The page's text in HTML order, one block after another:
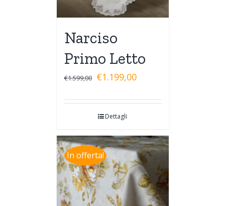
Narciso
Primo Letto
€1.599,00 €1.199,00
Dettagli
In offerta!